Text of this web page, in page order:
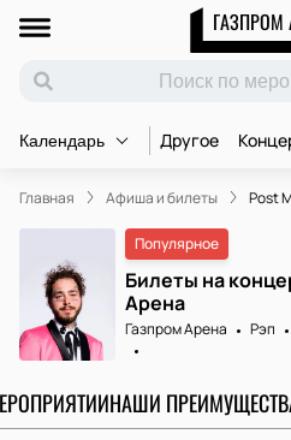
ГАЗПРОМ
Календарь Другое
Главная Афиша и билеты Post
Популярное
Билеты на
Арена
Газпром Арена Рэп
НАШИ